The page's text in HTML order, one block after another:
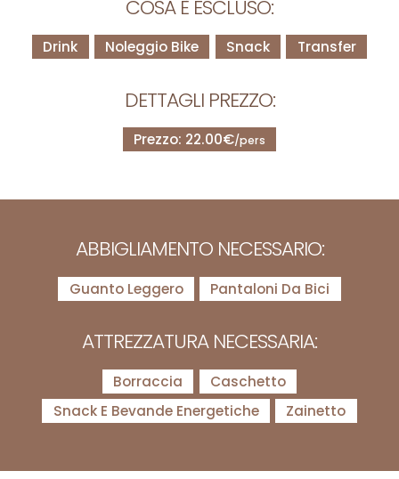
COSA È ESCLUSO:
Drink Noleggio Bike Snack Transfer
DETTAGLI PREZZO:
Prezzo: 22.00€/pers
ABBIGLIAMENTO NECESSARIO:
Guanto Leggero Pantaloni Da Bici
ATTREZZATURA NECESSARIA:
Borraccia
Caschetto
Snack E Bevande Energetiche
Zainetto